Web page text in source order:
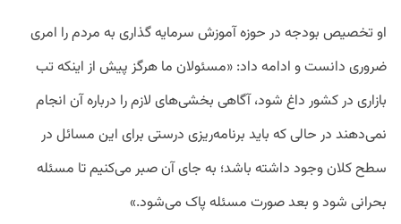
او تخصیص بودجه در حوزه آموزش سرمایه گذاری به مردم را امری
ضروری دانست و ادامه داد: «مسئولان ما هرگز پیش از اینکه تب
بازاری در کشور داغ شود، آگاهی بخشی‌های لازم را درباره آن انجام
نمی‌دهند در حالی که باید برنامه‌ریزی درستی برای این مسائل در
سطح کلان وجود داشته باشد؛ به جای آن صبر می‌کنیم تا مسئله
بحرانی شود و بعد صورت مسئله پاک می‌شود.»